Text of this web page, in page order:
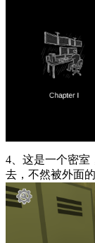
4、这是一个密室
去，不然被外面